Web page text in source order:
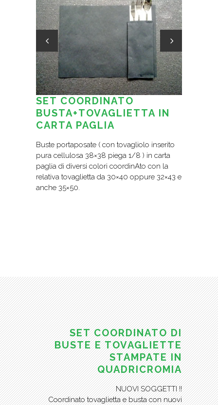
SET COORDINATO
BUSTA+TOVAGLIETTA IN
CARTA PAGLIA
Buste portaposate ( con tovagliolo inserito
pura cellulosa 38×38 piega 1/8 ) in carta
paglia di diversi colori coordinAto con la
relativa tovaglietta da 30×40 oppure 32×43 e
anche 35×50.
SET COORDINATO DI
BUSTE E TOVAGLIETTE
STAMPATE IN
QUADRICROMIA
NUOVI SOGGETTI !!
Coordinato tovaglietta e busta con nuovi